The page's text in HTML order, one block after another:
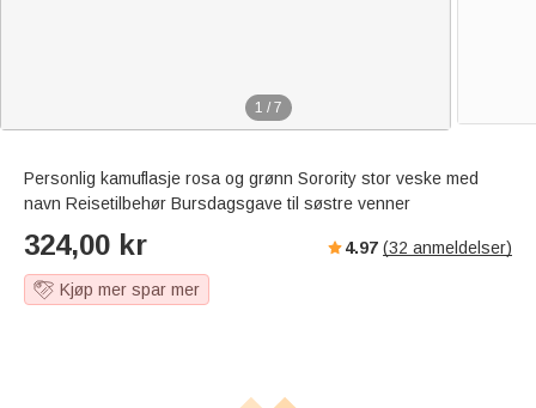
1 / 7
Personlig kamuflasje rosa og grønn Sorority stor veske med
navn Reisetilbehør Bursdagsgave til søstre venner
324,00 kr 4.97 (32 anmeldelser)
Kjøp mer spar mer